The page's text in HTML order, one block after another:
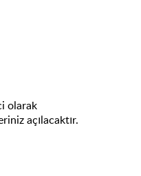
olarak
açılacaktır.